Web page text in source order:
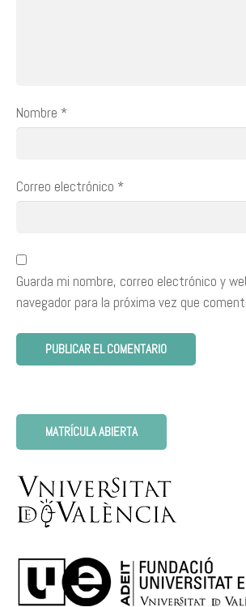
Nombre *
Correo electrónico *
Guarda mi nombre, correo electrónico y
navegador para la próxima vez que
MATRÍCULA ABIERTA